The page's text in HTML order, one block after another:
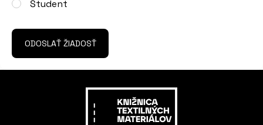
Študent
ODOSLAŤ ŽIADOSŤ